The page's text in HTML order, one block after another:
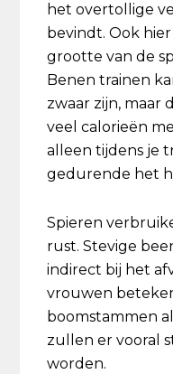
het overtollige
bevindt. Ook
grootte van de
Benen trainen
zwaar zijn, maar
veel calorieën
alleen tijdens je
gedurende het
Spieren
rust. Stevige
indirect bij het
vrouwen
boomstammen
zullen er vooral
worden.